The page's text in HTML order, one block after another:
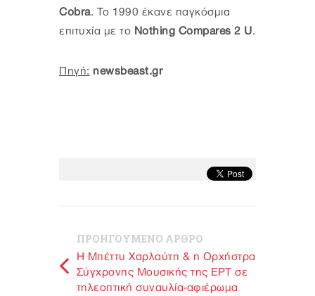
Cobra. Το 1990 έκανε παγκόσμια
επιτυχία με το Nothing Compares 2 U.
Πηγή: newsbeast.gr
ΠΡΟΗΓΟΥΜΕΝΟ ΑΡΘΡΟ
Η Μπέττυ Χαρλαύτη & η Ορχήστρα
Σύγχρονης Μουσικής της ΕΡΤ σε
τηλεοπτική συναυλία-αφιέρωμα